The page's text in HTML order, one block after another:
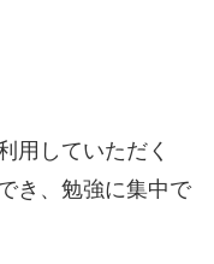
用していただく
き、勉強に集中で